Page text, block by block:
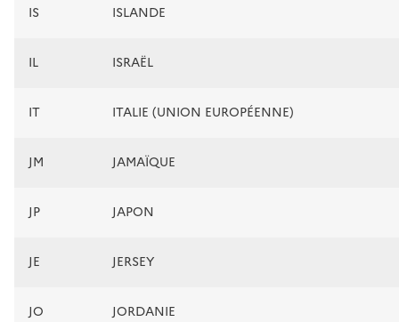
IS ISLANDE
IL ISRAËL
IT ITALIE (UNION EUROPÉENNE)
JM JAMAÏQUE
JP JAPON
JE JERSEY
JO JORDANIE